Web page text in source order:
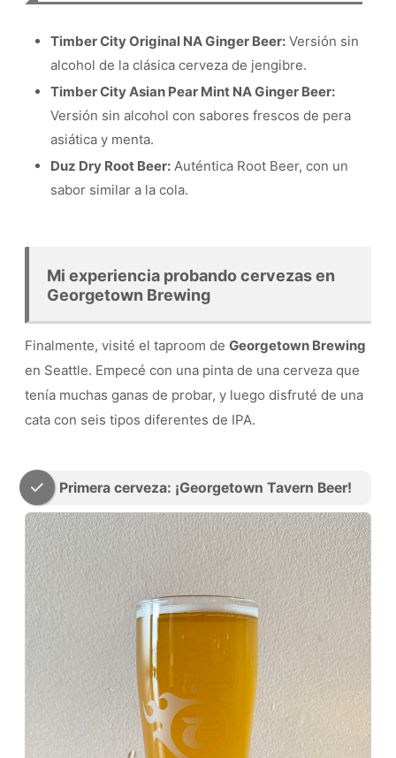
Timber City Original NA Ginger Beer: Versión sin
alcohol de la clásica cerveza de jengibre.
Timber City Asian Pear Mint NA Ginger Beer:
Versión sin alcohol con sabores frescos de pera
asiática y menta.
Duz Dry Root Beer: Auténtica Root Beer, con un
sabor similar a la cola.
Mi experiencia probando cervezas en
Georgetown Brewing
Finalmente, visité el taproom de Georgetown Brewing
en Seattle. Empecé con una pinta de una cerveza que
tenía muchas ganas de probar, y luego disfruté de una
cata con seis tipos diferentes de IPA.
Primera cerveza: ¡Georgetown Tavern Beer!